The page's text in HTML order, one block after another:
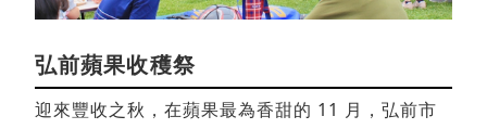
弘前蘋果收穫祭
迎來豐收之秋，在蘋果最為香甜的 11 月，弘前市